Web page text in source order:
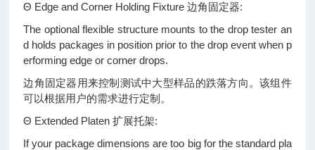
Θ Edge and Corner Holding Fixture 边角固定器:
The optional flexible structure mounts to the drop tester an
d holds packages in position prior to the drop event when p
erforming edge or corner drops.
边角固定器用来控制测试中大型样品的跌落方向。该组件
可以根据用户的需求进行定制。
Θ Extended Platen 扩展托架:
If your package dimensions are too big for the standard pla